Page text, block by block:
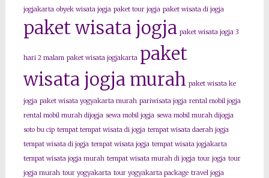
jogjakarta obyek wisata jogja paket tour jogja paket wisata di jogja
paket wisata jogja paket wisata jogja 3
hari 2 malam paket wisata jogjakarta paket
wisata jogja murah paket wisata ke
jogja paket wisata yogyakarta murah pariwisata jogja rental mobil jogja
rental mobil murah dijogja sewa mobil jogja sewa mobil murah dijogja
soto bu cip tempat tempat wisata di jogja tempat wisata daerah jogja
tempat wisata di jogja tempat wisata jogja tempat wisata jogjakarta
tempat wisata jogja murah tempat wisata murah di jogja tour jogja tour
jogja murah tour yogyakarta tour yogyakarta package travel jogja